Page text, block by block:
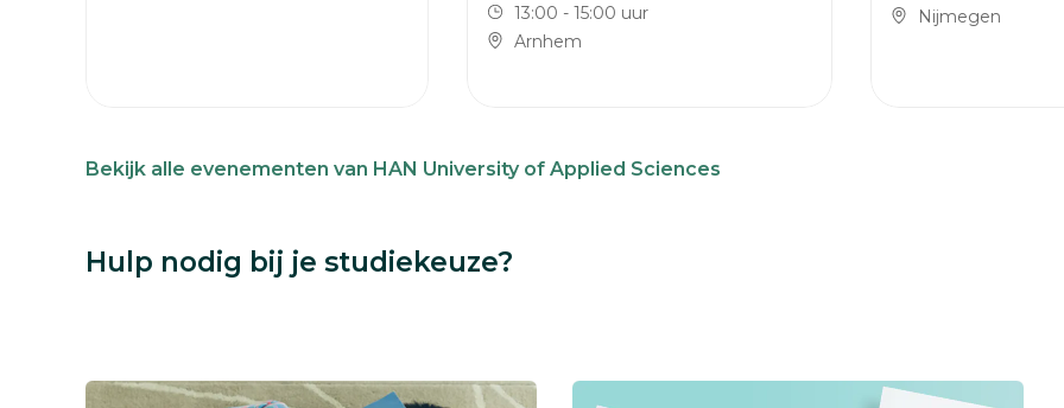
13:00 - 15:00 uur
Arnhem
Nijmegen
Bekijk alle evenementen van HAN University of Applied Sciences
Hulp nodig bij je studiekeuze?